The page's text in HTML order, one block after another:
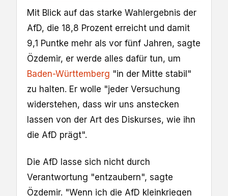
Mit Blick auf das starke Wahlergebnis der
AfD, die 18,8 Prozent erreicht und damit
9,1 Puntke mehr als vor fünf Jahren, sagte
Özdemir, er werde alles dafür tun, um
Baden-Württemberg "in der Mitte stabil"
zu halten. Er wolle "jeder Versuchung
widerstehen, dass wir uns anstecken
lassen von der Art des Diskurses, wie ihn
die AfD prägt".
Die AfD lasse sich nicht durch
Verantwortung "entzaubern", sagte
Özdemir. "Wenn ich die AfD kleinkriegen